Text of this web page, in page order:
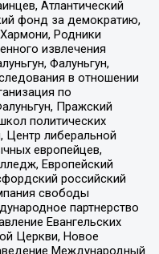
Атлантический
фонд за демократию,
Родники
извлечения
Фалуньгун,
в отношении
по
Пражский
политических
Центр либеральной
европейцев,
Европейский
российский
свободы
партнерство
Евангельских
Церкви, Новое
Международный